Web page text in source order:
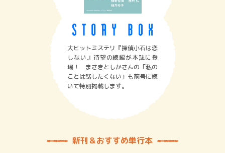
大ヒットミステリ『探偵小石は恋
しない』待望の続編が本誌に登
場！ まさきとしかさんの「私の
ことは話したくない」も前号に続
いて特別掲載します。
新刊＆おすすめ単行本